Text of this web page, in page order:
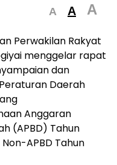
A A A
Perwakilan Rakyat
menggelar rapat
dan
Daerah
Anggaran
(APBD) Tahun
APBD Tahun